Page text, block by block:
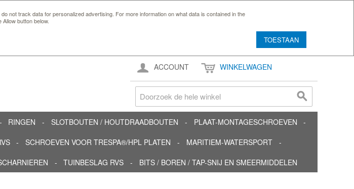
not track data for personalized advertising. For more information on what data is contained in the
button below.
TOESTAAN
ACCOUNT WINKELWAGEN
RINGEN SLOTBOUTEN / HOUTDRAADBOUTEN
PLAAT-MONTAGESCHROEVEN
SCHROEVEN VOOR TRESPA®/HPL PLATEN
MARITIEM-WATERSPORT
TUINBESLAG RVS BITS / BOREN / TAP-SNIJ EN SMEERMIDDELEN